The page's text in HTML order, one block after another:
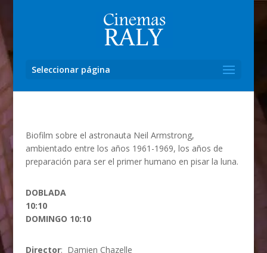
Seleccionar página
Biofilm sobre el astronauta Neil Armstrong,
ambientado entre los años 1961-1969, los años de
preparación para ser el primer humano en pisar la luna.
DOBLADA
10:10
DOMINGO 10:10
Director: Damien Chazelle